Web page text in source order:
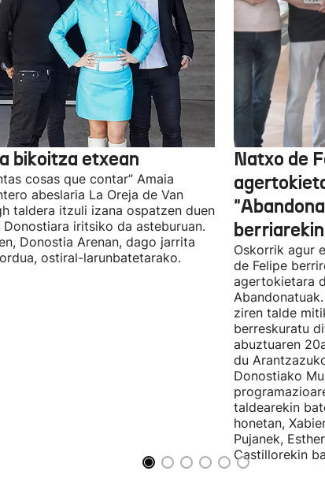
bikoitza etxean
cosas que contar” Amaia
abeslaria La Oreja de Van
taldera itzuli izana ospatzen duen
Donostiara iritsiko da asteburuan.
Donostia Arenan, dago jarrita
ostiral-larunbatetarako.
Natxo de
berriarekin
Oskorrik agur
de Felipe
agertokietara
ziren talde
berreskuratu
abuztuaren
du
Donostiako
taldearekin
honetan,
Pujanek,
Castillorekin